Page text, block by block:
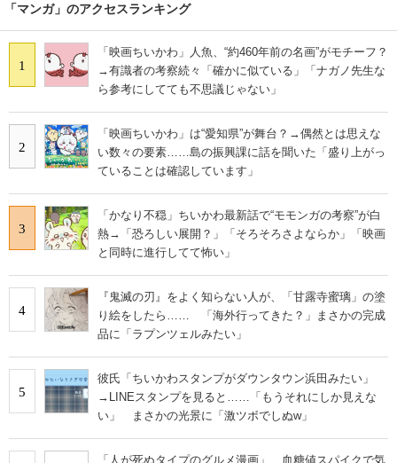
「マンガ」のアクセスランキング
1
「映画ちいかわ」人魚、“約460年前の名画”がモチーフ？
→有識者の考察続々「確かに似ている」「ナガノ先生な
ら参考にしてても不思議じゃない」
2
「映画ちいかわ」は“愛知県”が舞台？→偶然とは思えな
い数々の要素……島の振興課に話を聞いた「盛り上がっ
ていることは確認しています」
3
「かなり不穏」ちいかわ最新話で“モモンガの考察”が白
熱→「恐ろしい展開？」「そろそろさよならか」「映画
と同時に進行してて怖い」
4
『鬼滅の刃』をよく知らない人が、「甘露寺蜜璃」の塗
り絵をしたら…… 「海外行ってきた？」まさかの完成
品に「ラプンツェルみたい」
5
彼氏「ちいかわスタンプがダウンタウン浜田みたい」
→LINEスタンプを見ると……「もうそれにしか見えな
い」 まさかの光景に「激ツボでしぬw」
「人が死ぬタイプのグルメ漫画」 血糖値スパイクで気